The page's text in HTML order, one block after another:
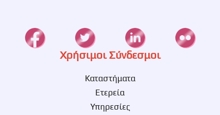
Χρήσιμοι Σύνδεσμοι
Καταστήματα
Ετερεία
Υπηρεσίες